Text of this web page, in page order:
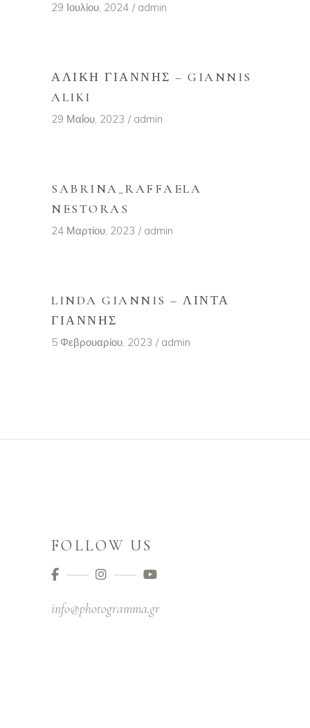
29 Ιουλίου, 2024 admin
ΑΛΊΚΗ ΓΙΆΝΝΗΣ – GIANNIS
ALIKI
29 Μαΐου, 2023 admin
SABRINA_RAFFAELA
NESTORAS
24 Μαρτίου, 2023 admin
LINDA GIANNIS – ΛΊΝΤΑ
ΓΙΆΝΝΗΣ
5 Φεβρουαρίου, 2023 admin
FOLLOW US
info@photogramma.gr